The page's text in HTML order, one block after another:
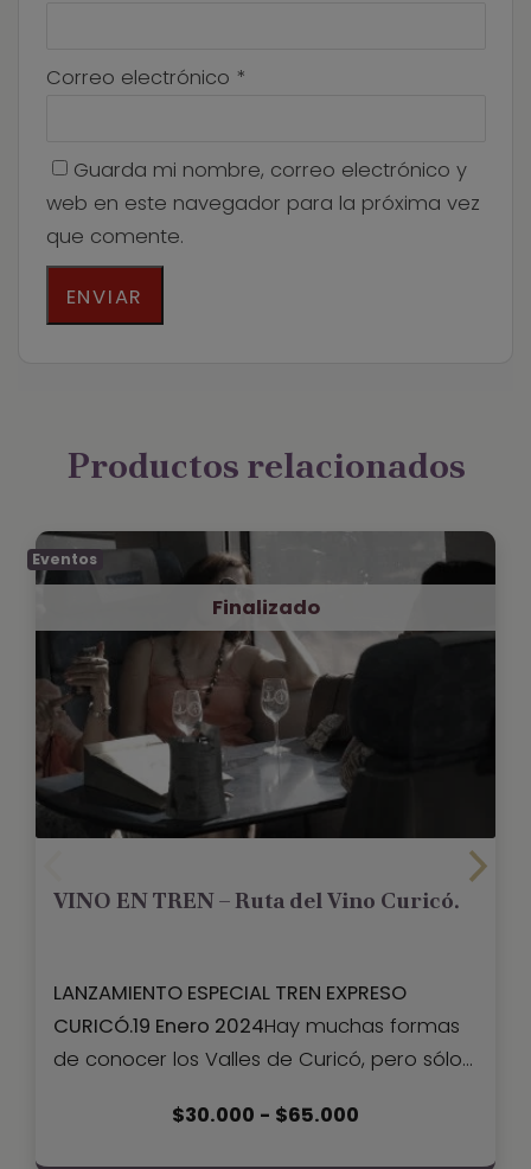
Correo electrónico *
Guarda mi nombre, correo electrónico y
web en este navegador para la próxima vez
que comente.
Productos relacionados
Eventos
Finalizado
VINO EN TREN – Ruta del Vino Curicó.
LANZAMIENTO ESPECIAL TREN EXPRESO
CURICÓ.19 Enero 2024Hay muchas formas
de conocer los Valles de Curicó, pero sólo
rápida y segura. Un viaje en tren y sólo dos
$30.000 - $65.000